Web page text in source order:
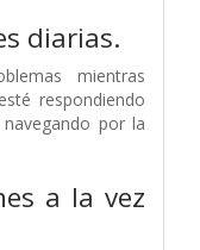
diarias.
mientras
respondiendo
por la
a la vez